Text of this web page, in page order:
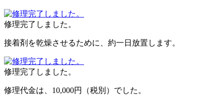
修理完了しました。
接着剤を乾燥させるために、約一日放置します。
修理完了しました。
修理代金は、10,000円（税別）でした。